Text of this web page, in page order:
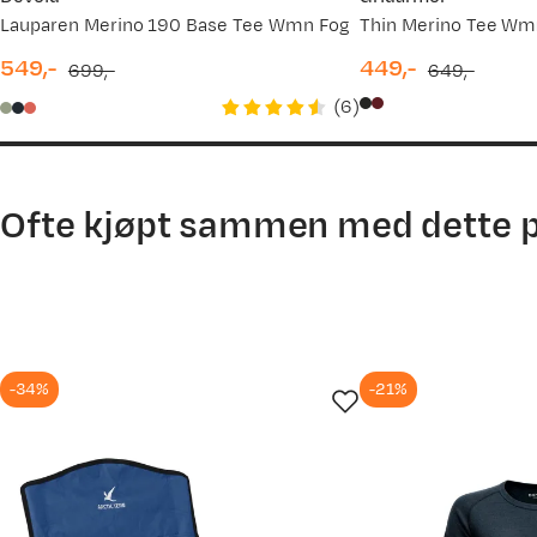
Inger P
Bekreftet kjøper
Opplevd passform:
Høyde: 165-169 Vekt:
Kjøpt størrelse: S
Kjøpt størrelse:
Lauparen Merino 190 Base Tee Wmn Fog
price
549,-
price
699,-
(6)
Thin Merino Tee
discounted
449,-
original
649,-
Ofte kjøpt sammen med dette
-34% -21%